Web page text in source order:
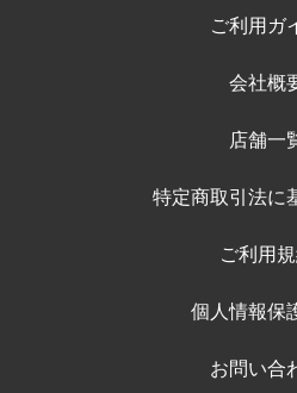
ご利用ガ
会社概
店舗一
特定商取引法に
ご利用
個人情報保
お問い合